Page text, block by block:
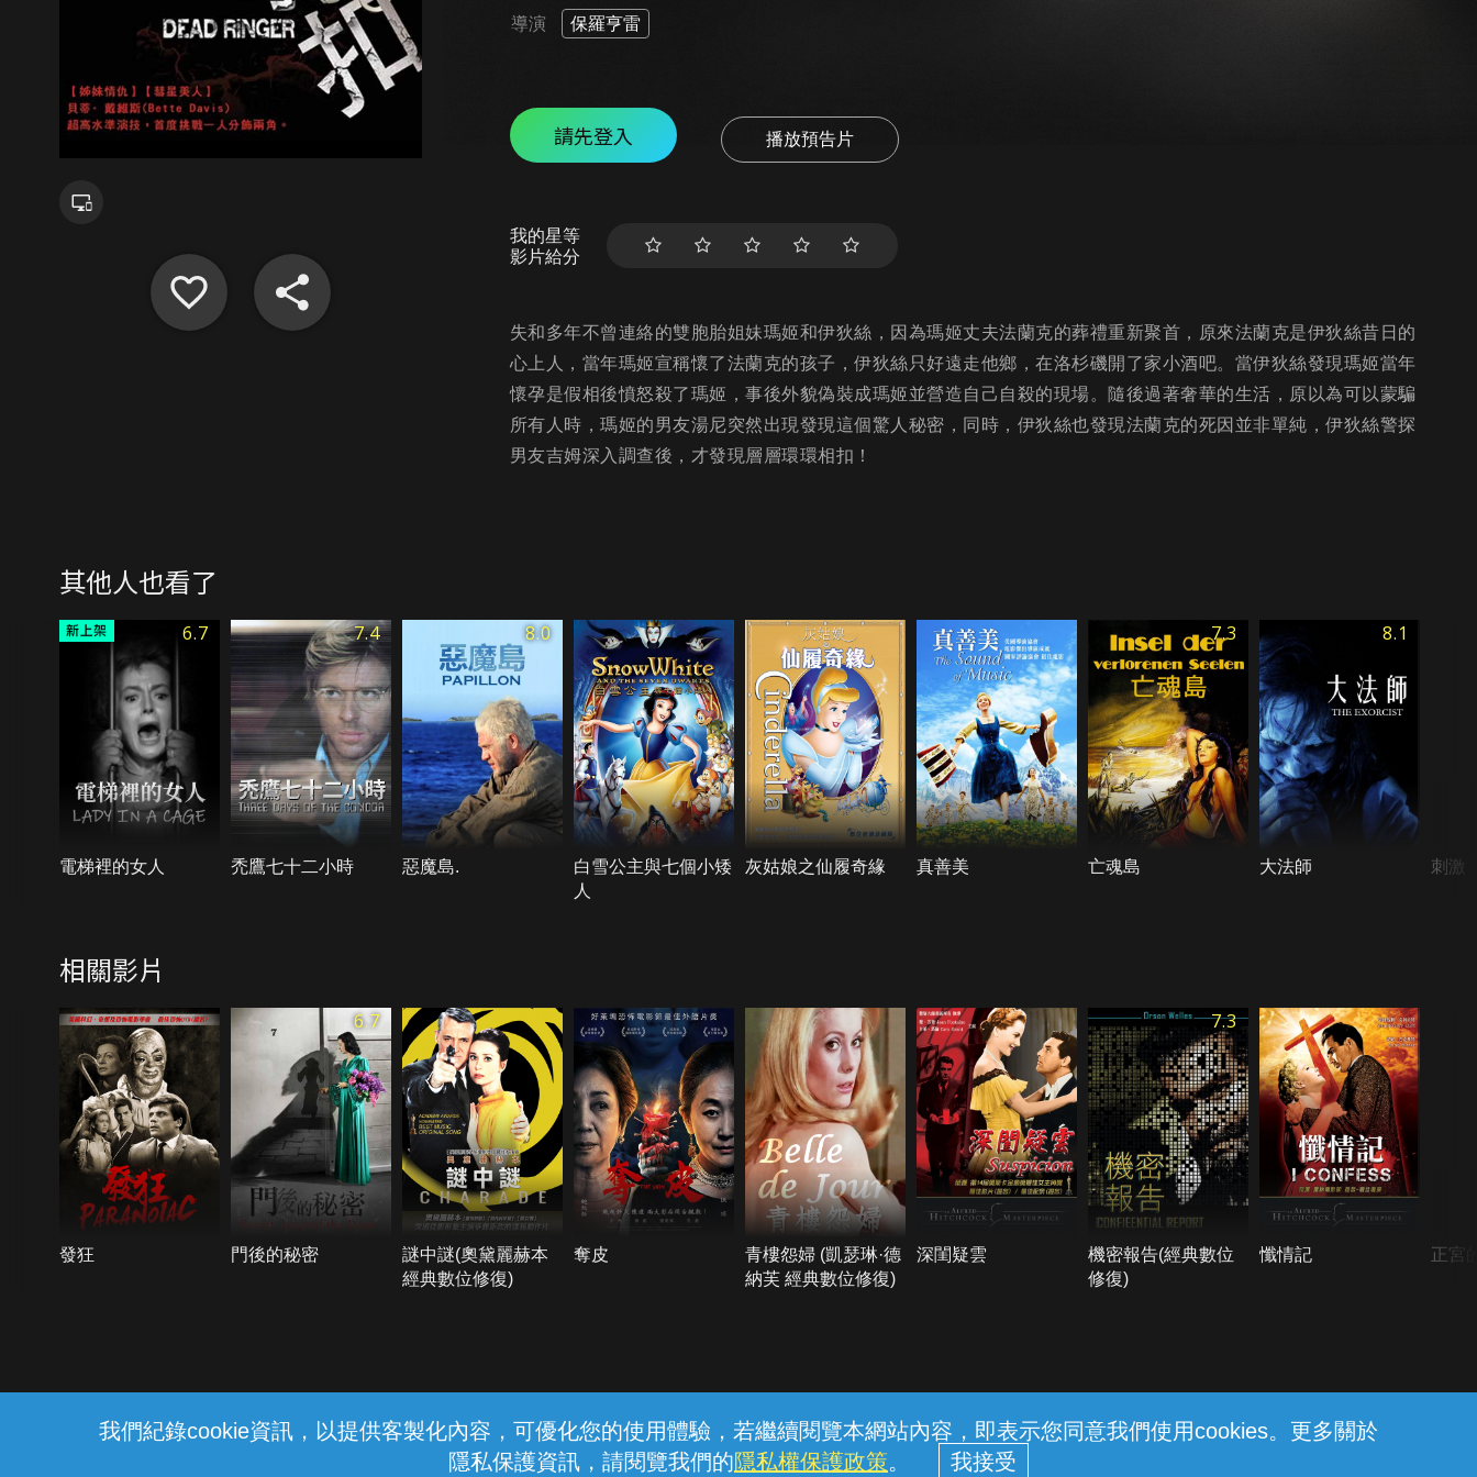
我們紀錄cookie資訊，以提供客製化內容，可優化您的使用體驗，若繼續閱覽本網站內容，即表示您同意我們使用cookies。更多關於
隱私保護資訊，請閱覽我們的隱私權保護政策。
導演 保羅亨雷
請先登入 播放預告片
我的星等
影片給分
失和多年不曾連絡的雙胞胎姐妹瑪姬和伊狄絲，因為瑪姬丈夫法蘭克的葬禮重新聚首，原來法蘭克是伊狄絲昔日的
心上人，當年瑪姬宣稱懷了法蘭克的孩子，伊狄絲只好遠走他鄉，在洛杉磯開了家小酒吧。當伊狄絲發現瑪姬當年
懷孕是假相後憤怒殺了瑪姬，事後外貌偽裝成瑪姬並營造自己自殺的現場。隨後過著奢華的生活，原以為可以蒙騙
所有人時，瑪姬的男友湯尼突然出現發現這個驚人秘密，同時，伊狄絲也發現法蘭克的死因並非單純，伊狄絲警探
男友吉姆深入調查後，才發現層層環環相扣！
其他人也看了
6.7
電梯裡的女人
7.4
禿鷹七十二小時
8.0
惡魔島.
白雪公主與七個小矮
人
灰姑娘之仙履奇緣 真善美
7.3
亡魂島
8.1
大法師 刺激
相關影片
發狂
6.7
門後的秘密
謎中謎(奧黛麗赫本
經典數位修復)
奪皮
青樓怨婦 (凱瑟琳·德
納芙 經典數位修復)
深閨疑雲
7.3
機密報告(經典數位
修復)
懺情記 正宮
線上客服 服務條款 隱私權保護
中華電信股份有限公司個人家庭分公司 (統一編號：96979949) © 2026